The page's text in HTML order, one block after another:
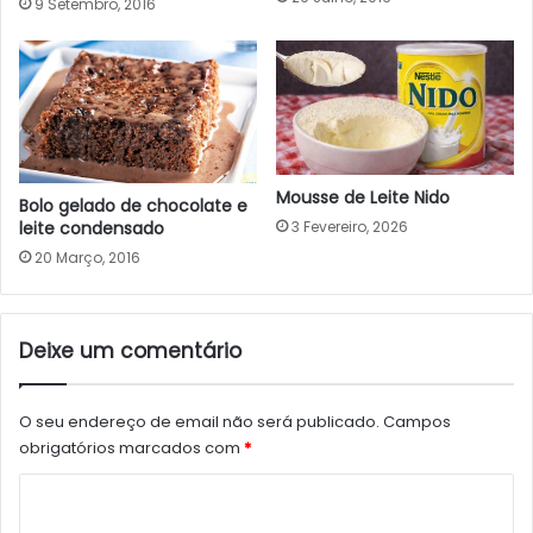
9 Setembro, 2016
Bolo gelado de chocolate e
leite condensado
20 Março, 2016
Mousse de Leite Nido
3 Fevereiro, 2026
Deixe um comentário
O seu endereço de email não será publicado. Campos
obrigatórios marcados com *